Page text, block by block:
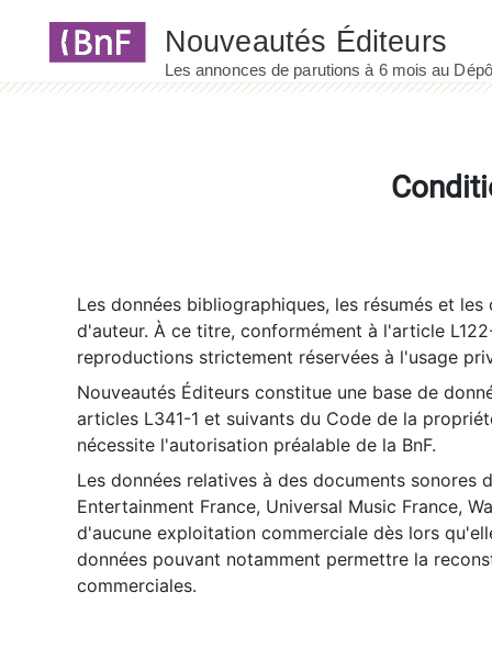
Les données bibliographiques, les résumés et
d'auteur. À ce titre, conformément à l'article
reproductions strictement réservées à l'usage
Nouveautés Éditeurs constitue une base de
articles L341-1 et suivants du Code de la
nécessite l'autorisation préalable de la BnF.
Les données relatives à des documents sonores
Entertainment France, Universal Music France,
d'aucune exploitation commerciale dès lors
données pouvant notamment permettre la
commerciales.